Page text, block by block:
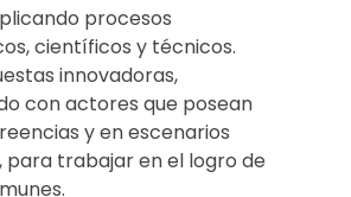
procesos
científicos y técnicos.
innovadoras,
con actores que posean
y en escenarios
para trabajar en el logro de